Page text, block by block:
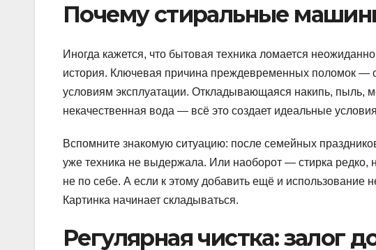
Почему стиральные
Иногда кажется, что бытовая техника ломается
история. Ключевая причина преждевременных поломок —
условиям эксплуатации. Откладывающаяся накипь, пыль,
некачественная вода — всё это создает идеальные
Вспомните знакомую ситуацию: после семейных
уже техника не выдержала. Или наоборот — стирка редко,
не по себе. А если к этому добавить ещё и
Картинка начинает складываться.
Регулярная чистка: залог